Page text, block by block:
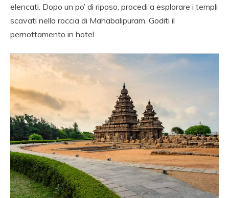
elencati. Dopo un po’ di riposo, procedi a esplorare i templi
scavati nella roccia di Mahabalipuram. Goditi il ​​
pernottamento in hotel.